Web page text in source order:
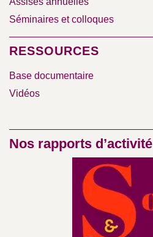
Séminaires et colloques
RESSOURCES
Base documentaire
Vidéos
Nos rapports d’activité